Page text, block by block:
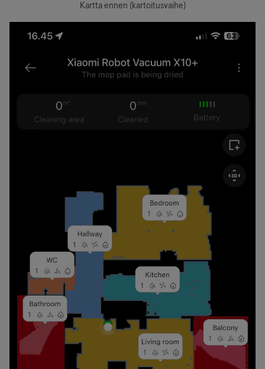
Kartta ennen (kartoitusvaihe)